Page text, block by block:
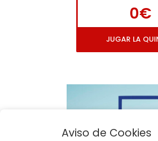
0€
JUGAR LA
Aviso de Cookies